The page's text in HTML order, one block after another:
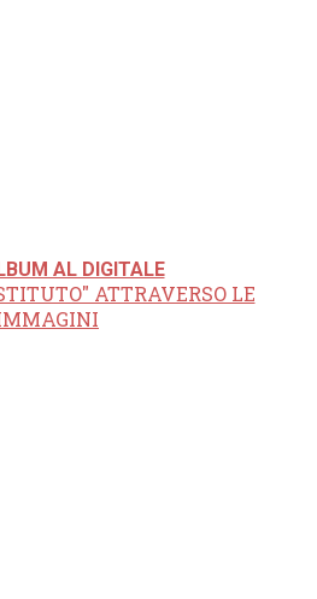
AL DIGITALE
ATTRAVERSO LE